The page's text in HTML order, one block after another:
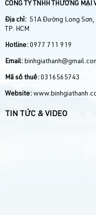
CÔNG TY TNHH THƯƠNG MẠI
Địa chỉ: 51A Đường Long
TP. HCM
Hotline: 0977 711 919
Email:
Mã số thuế: 0316565743
Website:
TIN TỨC & VIDEO